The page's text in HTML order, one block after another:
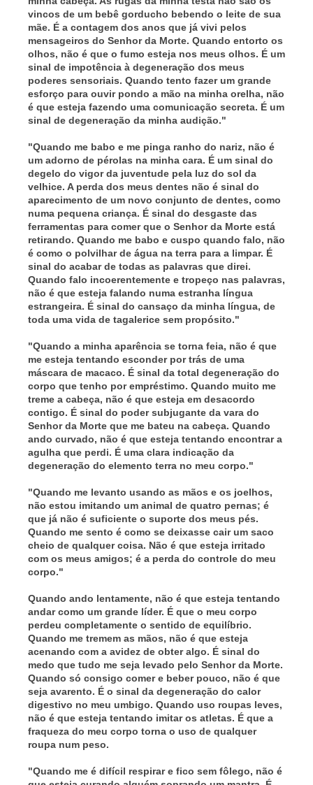
vincos de um bebê gorducho bebendo o leite de sua
mãe. É a contagem dos anos que já vivi pelos
mensageiros do Senhor da Morte. Quando entorto os
olhos, não é que o fumo esteja nos meus olhos. É um
sinal de impotência à degeneração dos meus
poderes sensoriais. Quando tento fazer um grande
esforço para ouvir pondo a mão na minha orelha, não
é que esteja fazendo uma comunicação secreta. É um
sinal de degeneração da minha audição."
"Quando me babo e me pinga ranho do nariz, não é
um adorno de pérolas na minha cara. É um sinal do
degelo do vigor da juventude pela luz do sol da
velhice. A perda dos meus dentes não é sinal do
aparecimento de um novo conjunto de dentes, como
numa pequena criança. É sinal do desgaste das
ferramentas para comer que o Senhor da Morte está
retirando. Quando me babo e cuspo quando falo, não
é como o polvilhar de água na terra para a limpar. É
sinal do acabar de todas as palavras que direi.
Quando falo incoerentemente e tropeço nas palavras,
não é que esteja falando numa estranha língua
estrangeira. É sinal do cansaço da minha língua, de
toda uma vida de tagalerice sem propósito."
"Quando a minha aparência se torna feia, não é que
me esteja tentando esconder por trás de uma
máscara de macaco. É sinal da total degeneração do
corpo que tenho por empréstimo. Quando muito me
treme a cabeça, não é que esteja em desacordo
contigo. É sinal do poder subjugante da vara do
Senhor da Morte que me bateu na cabeça. Quando
ando curvado, não é que esteja tentando encontrar a
agulha que perdi. É uma clara indicação da
degeneração do elemento terra no meu corpo."
"Quando me levanto usando as mãos e os joelhos,
não estou imitando um animal de quatro pernas; é
que já não é suficiente o suporte dos meus pés.
Quando me sento é como se deixasse cair um saco
cheio de qualquer coisa. Não é que esteja irritado
com os meus amigos; é a perda do controle do meu
corpo."
Quando ando lentamente, não é que esteja tentando
andar como um grande líder. É que o meu corpo
perdeu completamente o sentido de equilíbrio.
Quando me tremem as mãos, não é que esteja
acenando com a avidez de obter algo. É sinal do
medo que tudo me seja levado pelo Senhor da Morte.
Quando só consigo comer e beber pouco, não é que
seja avarento. É o sinal da degeneração do calor
digestivo no meu umbigo. Quando uso roupas leves,
não é que esteja tentando imitar os atletas. É que a
fraqueza do meu corpo torna o uso de qualquer
roupa num peso.
"Quando me é difícil respirar e fico sem fôlego, não é